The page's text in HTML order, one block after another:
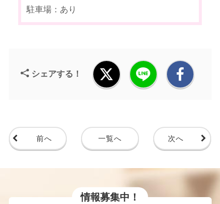
駐車場：あり
シェアする！
前へ 一覧へ 次へ
情報募集中！